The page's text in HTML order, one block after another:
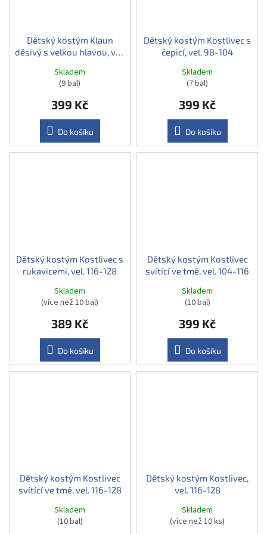
Dětský kostým Klaun
děsivý s velkou hlavou, vel.
Skladem
(9 bal)
399 Kč
Do košíku
Dětský kostým Kostlivec s
čepicí, vel. 98-104
Skladem
(7 bal)
399 Kč
Do košíku
Dětský kostým Kostlivec s
rukavicemi, vel. 116-128
Skladem
(více než 10 bal)
389 Kč
Do košíku
Dětský kostým Kostlivec
svítící ve tmě, vel. 104-116
Skladem
(10 bal)
399 Kč
Do košíku
Dětský kostým Kostlivec
svítící ve tmě, vel. 116-128
Skladem
(10 bal)
Dětský kostým Kostlivec,
vel. 116-128
Skladem
(více než 10 ks)